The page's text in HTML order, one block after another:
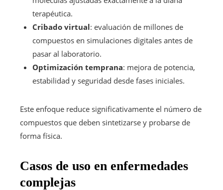
terapéutica.
Cribado virtual: evaluación de millones de
compuestos en simulaciones digitales antes de
pasar al laboratorio.
Optimización temprana: mejora de potencia,
estabilidad y seguridad desde fases iniciales.
Este enfoque reduce significativamente el número de
compuestos que deben sintetizarse y probarse de
forma física.
Casos de uso en enfermedades
complejas